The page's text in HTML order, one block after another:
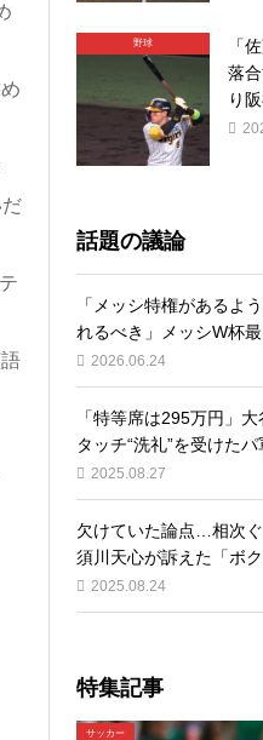
野球
「
落
り
話題の議論
「メッシ特権があるよ
れるべき」メッシW杯最
2026.06.24
「特等席は295万円」
タッチ“洗礼”を受けた
2025.08.27
欠けていた論点…相次
須川天心が訴えた「ボ
2025.08.24
特集記事
サッカー